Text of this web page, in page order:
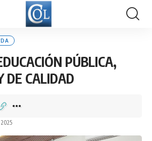
PÚBLICA,
DE CALIDAD